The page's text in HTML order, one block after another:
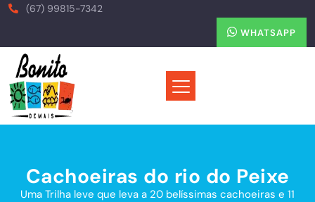
(67) 99815-7342
WHATSAPP
Cachoeiras do rio do Peixe
Uma Trilha leve que leva a 20 belíssimas cachoeiras e 11